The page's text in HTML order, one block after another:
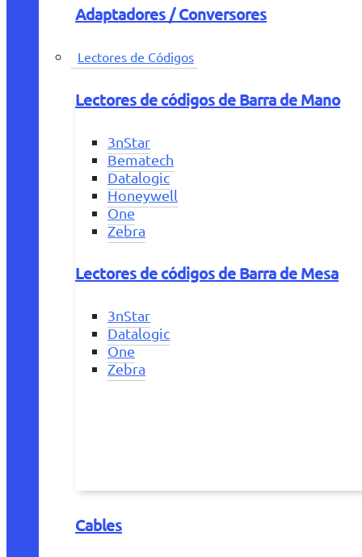
Adaptadores / Conversores
Lectores de Códigos
Lectores de códigos de Barra de Mano
3nStar
Bematech
Datalogic
Honeywell
One
Zebra
Lectores de códigos de Barra de Mesa
3nStar
Datalogic
One
Zebra
Cables